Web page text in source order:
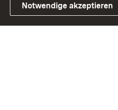
Link zum Landesportal
Notwendige akzeptieren